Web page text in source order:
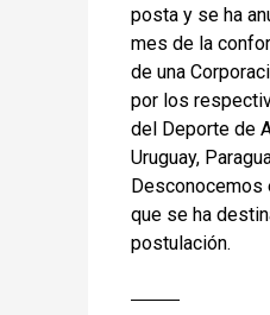
posta y se ha
mes de la
de una
por los
del Deporte de
Uruguay,
Desconocemos
que se ha
postulación.